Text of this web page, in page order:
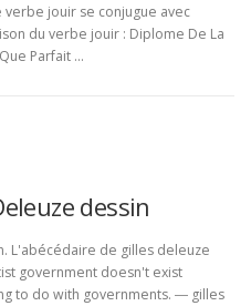
verbe jouir se conjugue avec
du verbe jouir : Diplome De La
Parfait …
dessin
L'abécédaire de gilles deleuze
government doesn't exist
to do with governments. ― gilles